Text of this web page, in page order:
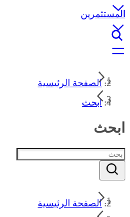
المستثمرين
الصفحة الرئيسية
ابحث
ابحث
الصفحة الرئيسية